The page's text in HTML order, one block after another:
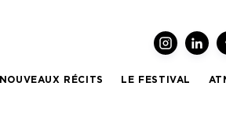
RÉCITS LE FESTIVAL